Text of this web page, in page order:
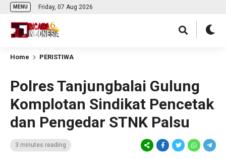
MENU Friday, 07 Aug 2026
Home PERISTIWA
Polres Tanjungbalai Gulung
Komplotan Sindikat Pencetak
dan Pengedar STNK Palsu
3 minutes reading